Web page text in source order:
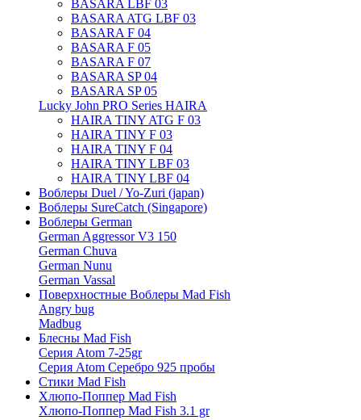
BASARA LBF 03
BASARA ATG LBF 03
BASARA F 04
BASARA F 05
BASARA F 07
BASARA SP 04
BASARA SP 05
Lucky John PRO Series HAIRA
HAIRA TINY ATG F 03
HAIRA TINY F 03
HAIRA TINY F 04
HAIRA TINY LBF 03
HAIRA TINY LBF 04
Воблеры Duel / Yo-Zuri (japan)
Воблеры SureCatch (Singapore)
Воблеры German
German Aggressor V3 150
German Chuva
German Nunu
German Vassal
Поверхностные Воблеры Mad Fish
Angry bug
Madbug
Блесны Mad Fish
Серия Atom 7-25gr
Серия Atom Серебро 925 пробы
Стики Mad Fish
Хлюпо-Поппер Mad Fish
Хлюпо-Поппер Mad Fish 3.1 gr